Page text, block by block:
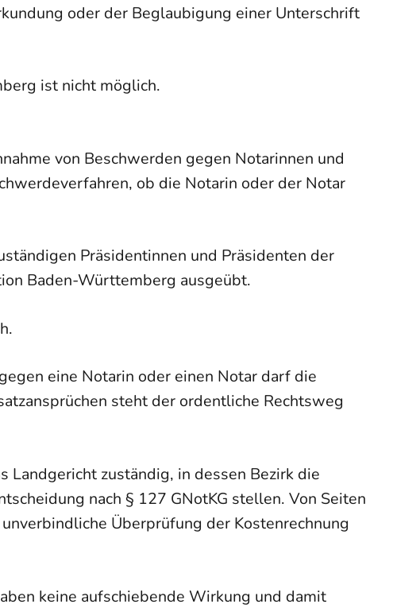
oder der Beglaubigung einer Unterschrift
ist nicht möglich.
von Beschwerden gegen Notarinnen und
ob die Notarin oder der Notar
Präsidentinnen und Präsidenten der
Baden-Württemberg ausgeübt.
eine Notarin oder einen Notar darf die
steht der ordentliche Rechtsweg
Landgericht zuständig, in dessen Bezirk die
nach § 127 GNotKG stellen. Von Seiten
Überprüfung der Kostenrechnung
keine aufschiebende Wirkung und damit